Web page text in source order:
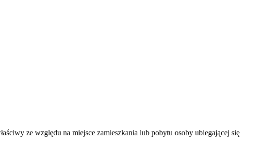
ze względu na miejsce zamieszkania lub pobytu osoby ubiegającej się